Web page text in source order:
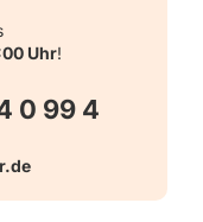
Uhr!
0 99 4